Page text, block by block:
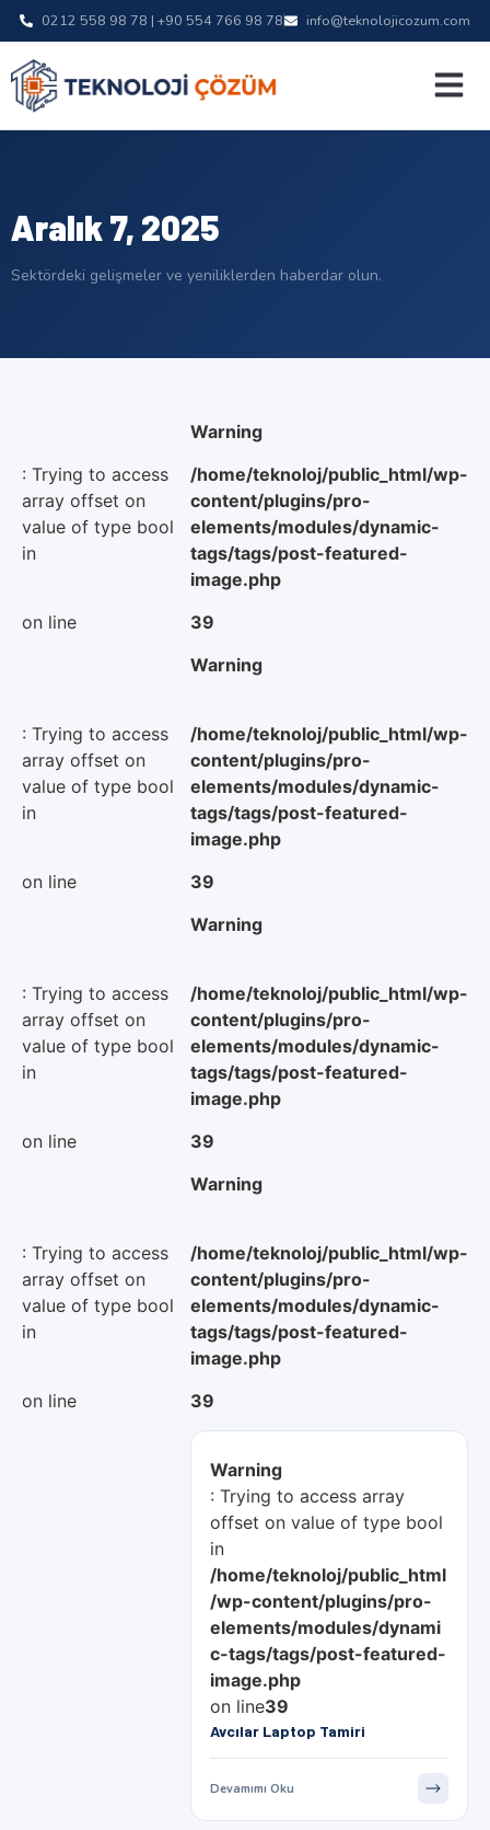
0212 558 98 78 | +90 554 766 98 78 info@teknolojicozum.com
Aralık 7, 2025
Sektördeki gelişmeler ve yeniliklerden haberdar olun.
Warning
: Trying to access
array offset on
value of type bool
in
/home/teknoloj/public_html/wp-
content/plugins/pro-
elements/modules/dynamic-
tags/tags/post-featured-
image.php
on line
39
Warning
: Trying to access
array offset on
value of type bool
in
/home/teknoloj/public_html/wp-
content/plugins/pro-
elements/modules/dynamic-
tags/tags/post-featured-
image.php
on line
39
Warning
: Trying to access
array offset on
value of type bool
in
/home/teknoloj/public_html/wp-
content/plugins/pro-
elements/modules/dynamic-
tags/tags/post-featured-
image.php
on line
39
Warning
: Trying to access
array offset on
value of type bool
in
/home/teknoloj/public_html/wp-
content/plugins/pro-
elements/modules/dynamic-
tags/tags/post-featured-
image.php
on line
39
Warning
: Trying to access array
offset on value of type bool
in
/home/teknoloj/public_html
/wp-content/plugins/pro-
elements/modules/dynami
c-tags/tags/post-featured-
image.php
on line39
Avcılar Laptop Tamiri
Devamımı Oku